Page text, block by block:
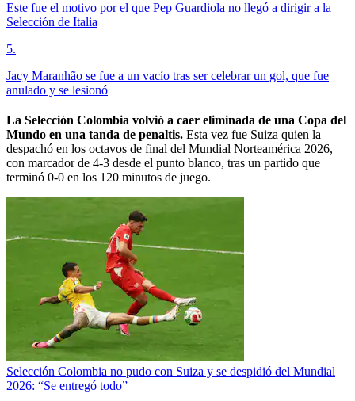
Este fue el motivo por el que Pep Guardiola no llegó a dirigir a la
Selección de Italia
5.
Jacy Maranhão se fue a un vacío tras ser celebrar un gol, que fue
anulado y se lesionó
La Selección Colombia volvió a caer eliminada de una Copa del
Mundo en una tanda de penaltis. Esta vez fue Suiza quien la
despachó en los octavos de final del Mundial Norteamérica 2026,
con marcador de 4-3 desde el punto blanco, tras un partido que
terminó 0-0 en los 120 minutos de juego.
Selección Colombia no pudo con Suiza y se despidió del Mundial
2026: “Se entregó todo”